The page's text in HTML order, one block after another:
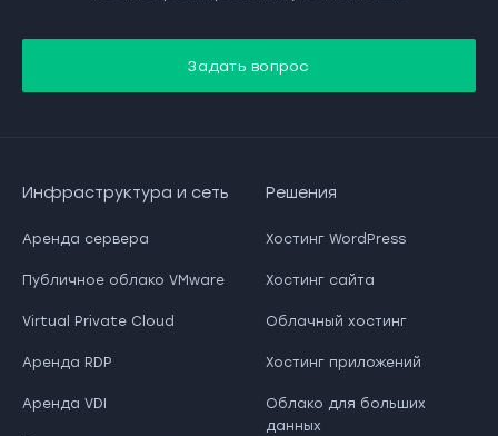
Задать вопрос
Инфраструктура и сеть
Аренда сервера
Публичное облако VMware
Virtual Private Cloud
Аренда RDP
Аренда VDI
Решения
Хостинг WordPress
Хостинг сайта
Облачный хостинг
Хостинг приложений
Облако для больших
данных